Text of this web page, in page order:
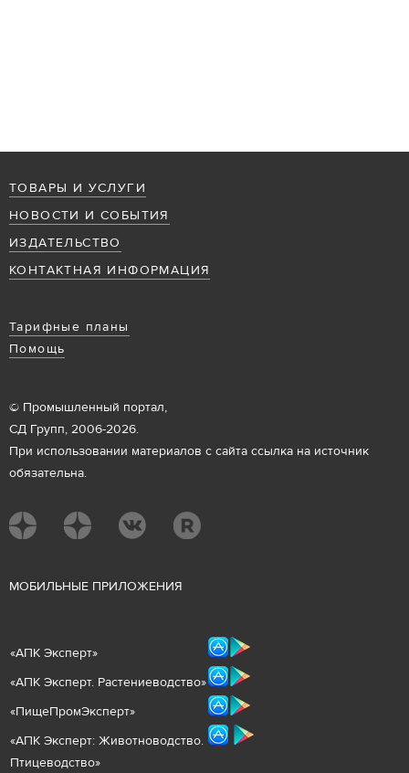
ТОВАРЫ И УСЛУГИ
НОВОСТИ И СОБЫТИЯ
ИЗДАТЕЛЬСТВО
КОНТАКТНАЯ ИНФОРМАЦИЯ
Тарифные планы
Помощь
© Промышленный портал,
СД Групп, 2006-2026.
При использовании материалов с сайта ссылка на источник
обязательна.
МОБИЛЬНЫЕ ПРИЛОЖЕНИЯ
«АПК Эксперт»
«АПК Эксперт. Растениеводство»
«ПищеПромЭксперт»
«АПК Эксперт: Животноводство.
Птицеводство»